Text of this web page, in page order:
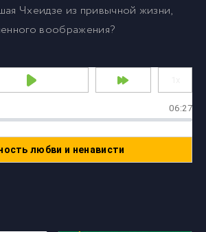
Чхеидзе из привычной жизни,
воображения?
06:27
любви и ненависти